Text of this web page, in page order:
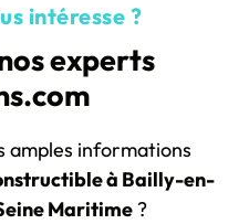
intéresse ?
experts
amples informations
à Bailly-en-
Maritime?